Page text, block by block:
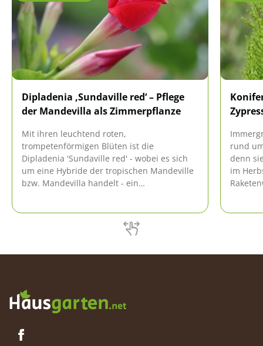
Dipladenia ‚Sundaville red‘ – Pflege
der Mandevilla als Zimmerpflanze
Mit ihren leuchtend roten,
trompetenförmigen Blüten ist die
Dipladenia 'Sundaville red' - wobei es sich
um eine Hybride der tropischen Mandeville
bzw. Mandevilla handelt - ein
Kletterpflanze auch leicht im Wohnzimmer
rund
denn
im